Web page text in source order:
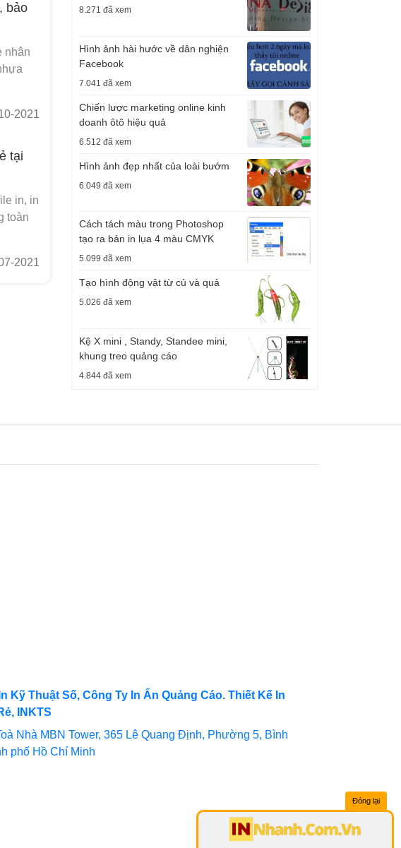
bảo
nhân
2021
tại
in, in
toàn
2021
8.271 đã xem
Hình ảnh hài hước về dân nghiện
Facebook
7.041 đã xem
Chiến lược marketing online kinh
doanh ôtô hiệu quả
6.512 đã xem
Hình ảnh đẹp nhất của loài bướm
6.049 đã xem
Cách tách màu trong Photoshop
tạo ra bản in lụa 4 màu CMYK
5.099 đã xem
Tạo hình động vật từ củ và quả
5.026 đã xem
Kệ X mini , Standy, Standee mini,
khung treo quảng cáo
4.844 đã xem
Kỹ Thuật Số, Công Ty In Ấn Quảng Cáo. Thiết Kế In
INKTS
Nhà MBN Tower, 365 Lê Quang Định, Phường 5, Bình
phố Hồ Chí Minh
Đóng lại